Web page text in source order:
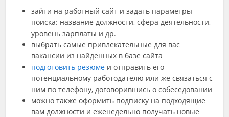
зайти на работный сайт и задать параметры
поиска: название должности, сфера деятельности,
уровень зарплаты и др.
выбрать самые привлекательные для вас
вакансии из найденных в базе сайта
подготовить резюме и отправить его
потенциальному работодателю или же связаться с
ним по телефону, договорившись о собеседовании
можно также оформить подписку на подходящие
вам должности и еженедельно получать новые